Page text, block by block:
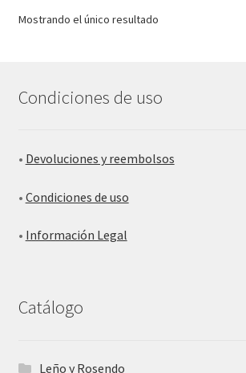
Mostrando el único resultado
Condiciones de uso
• Devoluciones y reembolsos
• Condiciones de uso
• Información Legal
Catálogo
Leño y Rosendo